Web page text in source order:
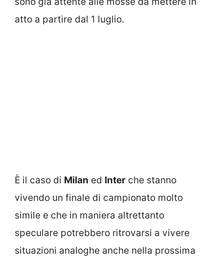
atto a partire dal 1 luglio.
È il caso di Milan ed Inter che stanno
vivendo un finale di campionato molto
simile e che in maniera altrettanto
speculare potrebbero ritrovarsi a vivere
situazioni analoghe anche nella prossima